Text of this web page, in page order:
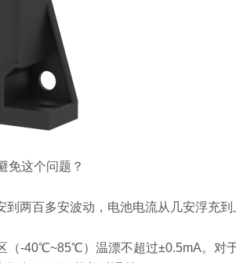
免这个问题？
两百多安波动，电池电流从几安浮充到
（-40℃~85℃）温漂不超过±0.5mA。对